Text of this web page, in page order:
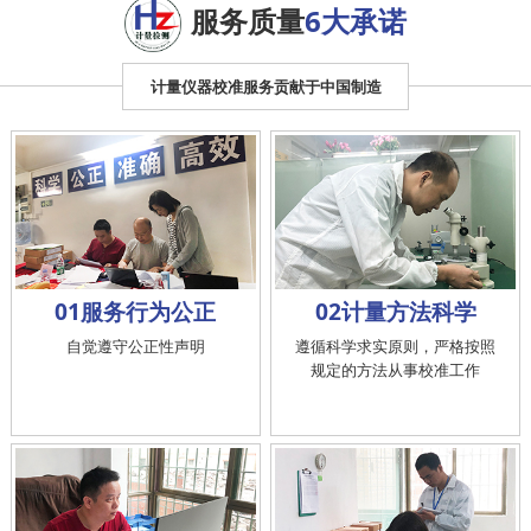
服务质量6大承诺
计量仪器校准服务贡献于中国制造
01服务行为公正
自觉遵守公正性声明
02计量方法科学
遵循科学求实原则，严格按照
规定的方法从事校准工作